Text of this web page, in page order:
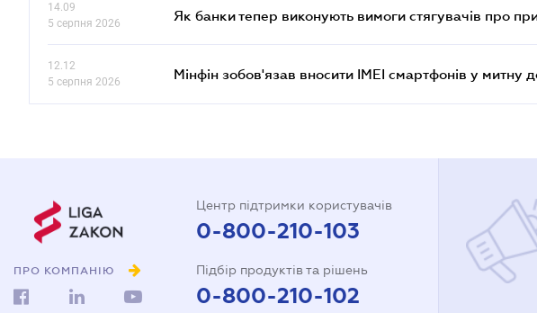
14.09
5 серпня 2026
Як банки тепер виконують вимоги стягувачів про
12.12
5 серпня 2026
Мінфін зобов'язав вносити IMEI смартфонів у митну
ПРО КОМПАНІЮ
Центр підтримки користувачів
0-800-210-103
Підбір продуктів та рішень
0-800-210-102